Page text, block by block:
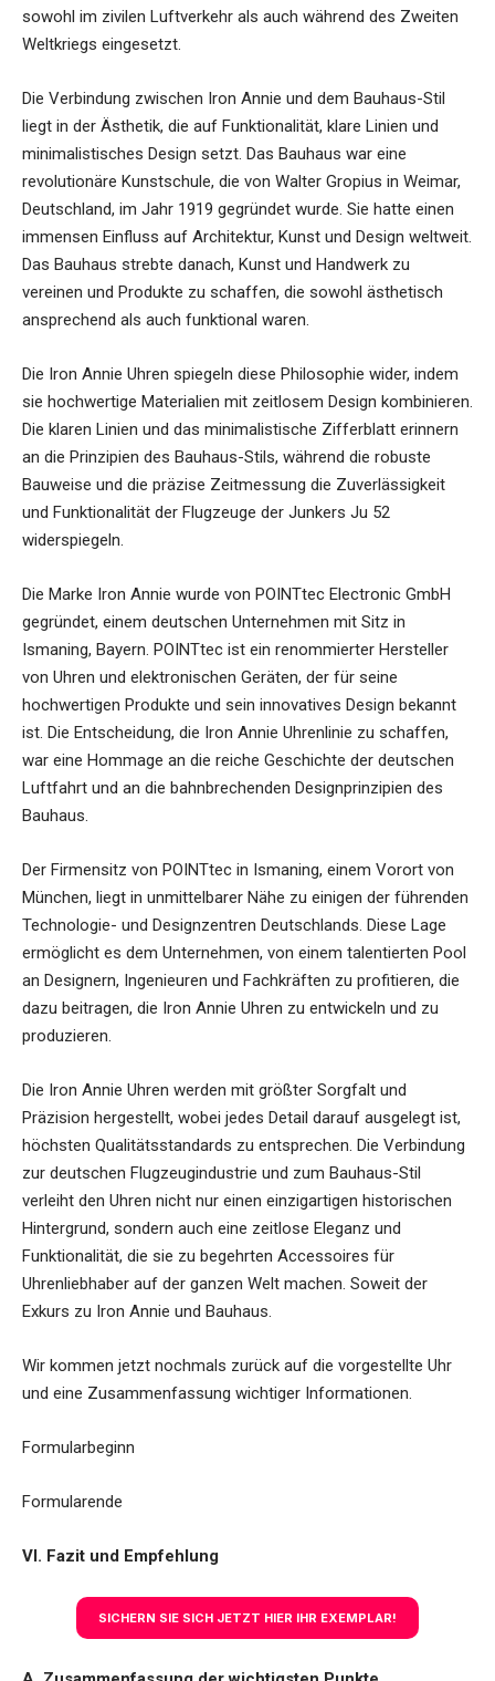
sowohl im zivilen Luftverkehr als auch während des Zweiten
Weltkriegs eingesetzt.
Die Verbindung zwischen Iron Annie und dem Bauhaus-Stil
liegt in der Ästhetik, die auf Funktionalität, klare Linien und
minimalistisches Design setzt. Das Bauhaus war eine
revolutionäre Kunstschule, die von Walter Gropius in Weimar,
Deutschland, im Jahr 1919 gegründet wurde. Sie hatte einen
immensen Einfluss auf Architektur, Kunst und Design weltweit.
Das Bauhaus strebte danach, Kunst und Handwerk zu
vereinen und Produkte zu schaffen, die sowohl ästhetisch
ansprechend als auch funktional waren.
Die Iron Annie Uhren spiegeln diese Philosophie wider, indem
sie hochwertige Materialien mit zeitlosem Design kombinieren.
Die klaren Linien und das minimalistische Zifferblatt erinnern
an die Prinzipien des Bauhaus-Stils, während die robuste
Bauweise und die präzise Zeitmessung die Zuverlässigkeit
und Funktionalität der Flugzeuge der Junkers Ju 52
widerspiegeln.
Die Marke Iron Annie wurde von POINTtec Electronic GmbH
gegründet, einem deutschen Unternehmen mit Sitz in
Ismaning, Bayern. POINTtec ist ein renommierter Hersteller
von Uhren und elektronischen Geräten, der für seine
hochwertigen Produkte und sein innovatives Design bekannt
ist. Die Entscheidung, die Iron Annie Uhrenlinie zu schaffen,
war eine Hommage an die reiche Geschichte der deutschen
Luftfahrt und an die bahnbrechenden Designprinzipien des
Bauhaus.
Der Firmensitz von POINTtec in Ismaning, einem Vorort von
München, liegt in unmittelbarer Nähe zu einigen der führenden
Technologie- und Designzentren Deutschlands. Diese Lage
ermöglicht es dem Unternehmen, von einem talentierten Pool
an Designern, Ingenieuren und Fachkräften zu profitieren, die
dazu beitragen, die Iron Annie Uhren zu entwickeln und zu
produzieren.
Die Iron Annie Uhren werden mit größter Sorgfalt und
Präzision hergestellt, wobei jedes Detail darauf ausgelegt ist,
höchsten Qualitätsstandards zu entsprechen. Die Verbindung
zur deutschen Flugzeugindustrie und zum Bauhaus-Stil
verleiht den Uhren nicht nur einen einzigartigen historischen
Hintergrund, sondern auch eine zeitlose Eleganz und
Funktionalität, die sie zu begehrten Accessoires für
Uhrenliebhaber auf der ganzen Welt machen. Soweit der
Exkurs zu Iron Annie und Bauhaus.
Wir kommen jetzt nochmals zurück auf die vorgestellte Uhr
und eine Zusammenfassung wichtiger Informationen.
Formularbeginn
Formularende
VI. Fazit und Empfehlung
SICHERN SIE SICH JETZT HIER IHR EXEMPLAR!